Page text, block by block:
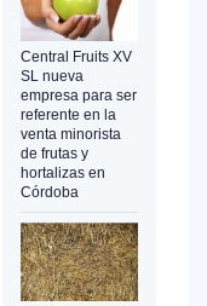
Central Fruits XV
SL nueva
empresa para ser
referente en la
venta minorista
de frutas y
hortalizas en
Córdoba